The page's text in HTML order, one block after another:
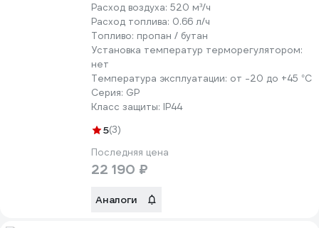
Расход воздуха: 520 м³/ч
Расход топлива: 0.66 л/ч
Топливо: пропан / бутан
Установка температур терморегулятором:
нет
Температура эксплуатации: от -20 до +45 °С
Серия: GP
Класс защиты: IP44
5(3)
Последняя цена
22 190 ₽
Аналоги